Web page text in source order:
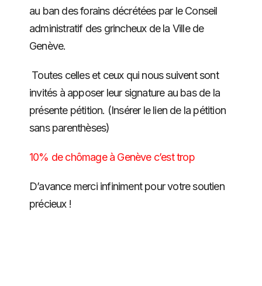
au ban des forains décrétées par le Conseil
administratif des grincheux de la Ville de
Genève.
Toutes celles et ceux qui nous suivent sont
invités à apposer leur signature au bas de la
présente pétition. (Insérer le lien de la pétition
sans parenthèses)
10% de chômage à Genève c’est trop
D’avance merci infiniment pour votre soutien
précieux !